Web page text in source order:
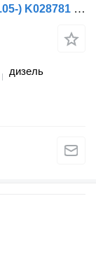
Модулятор EBS Knorr-Bremse ФХ (01.05-) K028781 для грузовика Volvo FH12, FH16, NH12, FH, VNL780 (1993-2014)
дизель